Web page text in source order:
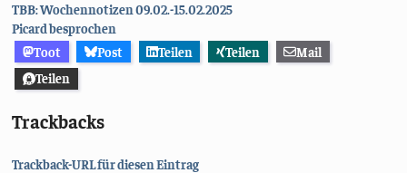
TBB: Wochennotizen 09.02.-15.02.2025
Picard besprochen
Toot
Post Teilen Teilen
Mail
Teilen
Trackbacks
Trackback-URL für diesen Eintrag